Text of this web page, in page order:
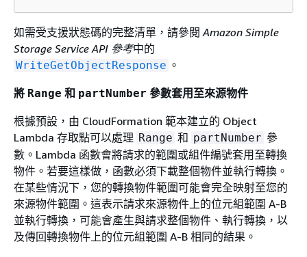
如需受支援狀態碼的完整清單，請參閱Amazon Simple
Storage Service API 參考中的
WriteGetObjectResponse 。
將 Range 和 partNumber 參數套用至來源物件
根據預設，由 CloudFormation 範本建立的 Object
Lambda 存取點可以處理 Range 和 partNumber 參
數。Lambda 函數會將請求的範圍或組件編號套用至轉換
物件。若要這樣做，函數必須下載整個物件並執行轉換。
在某些情況下，您的轉換物件範圍可能會完全映射至您的
來源物件範圍。這表示請求來源物件上的位元組範圍 A-B
並執行轉換，可能會產生與請求整個物件、執行轉換，以
及傳回轉換物件上的位元組範圍 A-B 相同的結果。